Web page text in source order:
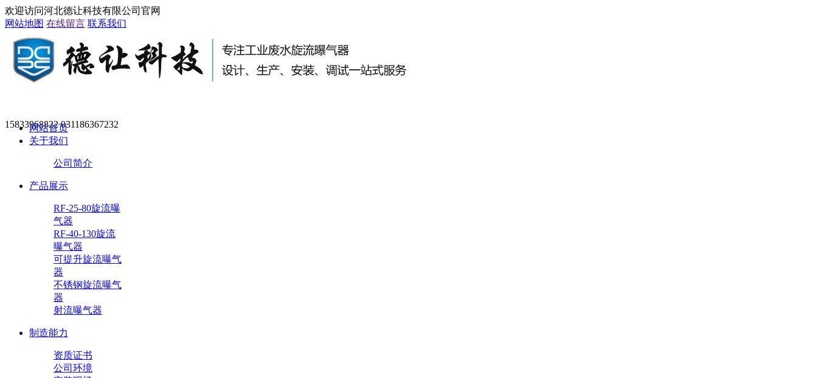
欢迎访问河北德让科技有限公司官网
网站地图 在线留言 联系我们
15833968822 031186367232
网站首页
关于我们
公司简介
产品展示
RF-25-80旋流曝
气器
RF-40-130旋流
曝气器
可提升旋流曝气
器
不锈钢旋流曝气
器
射流曝气器
制造能力
资质证书
公司环境